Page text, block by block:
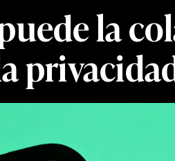
la